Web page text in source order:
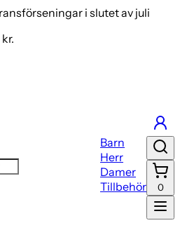
i slutet av juli
Barn
Herr
Damer
Tillbehör
0